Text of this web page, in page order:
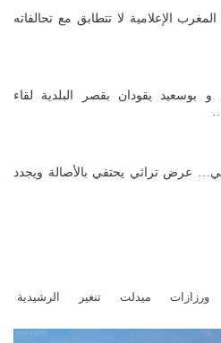
الإعلامية لا تتطابق مع تحالفاته
بوسعيد يقودان بقصر البلدية لقاء
عرض تراثي يحتفي بالأصالة ويجدد
الرشيدية تنغير ميدلت ورزازات